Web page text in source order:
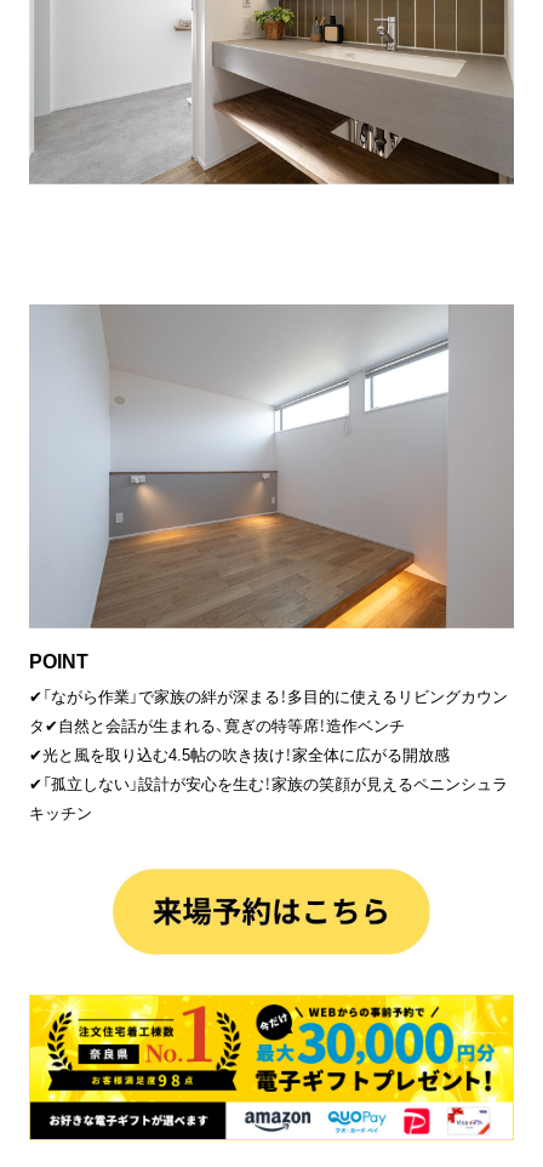
POINT
✔「ながら作業」で家族の絆が深まる！多目的に使えるリビングカウン
タ✔自然と会話が生まれる、寛ぎの特等席！造作ベンチ
✔光と風を取り込む4.5帖の吹き抜け！家全体に広がる開放感
✔「孤立しない」設計が安心を生む！家族の笑顔が見えるペニンシュラ
キッチン